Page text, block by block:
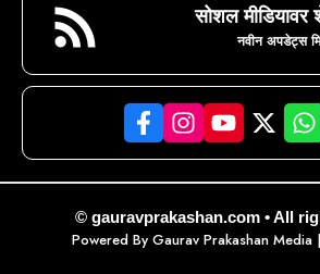
सोशल
नवीन अपडेट्स
© gauravprakashan.com • All
Powered By Gaurav Prakashan Media|